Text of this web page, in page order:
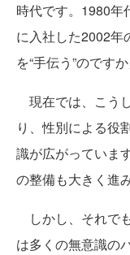
時代です。1980年
に入社した2002年
を“手伝う”のです
現在では、こう
り、性別による役
識が広がっていま
の整備も大きく進
しかし、それで
は多くの無意識の